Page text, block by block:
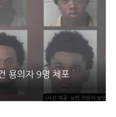
용의자 9명 체포